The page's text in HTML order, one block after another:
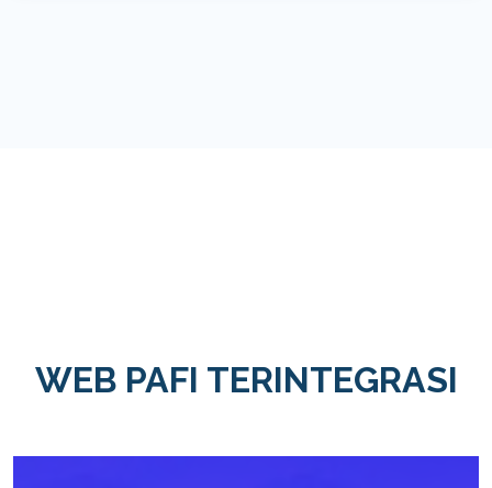
WEB PAFI TERINTEGRASI